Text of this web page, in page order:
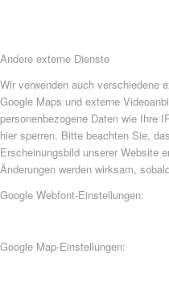
Andere externe Dienste
Wir verwenden auch verschiedene
Google Maps und externe
personenbezogene Daten wie Ihre
hier sperren. Bitte beachten Sie,
Erscheinungsbild unserer Website
Änderungen werden wirksam,
Google Webfont-Einstellungen:
Google Map-Einstellungen: